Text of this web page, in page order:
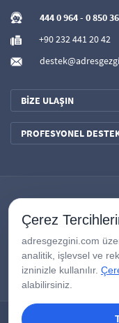
444 0 964- 0 850
+90 232 441 20 42
BİZE ULAŞIN
PROFESYONEL
Çerez
adresgezgini.com
analitik, işlevsel ve
izninizle kullanılır.
alabilirsiniz.